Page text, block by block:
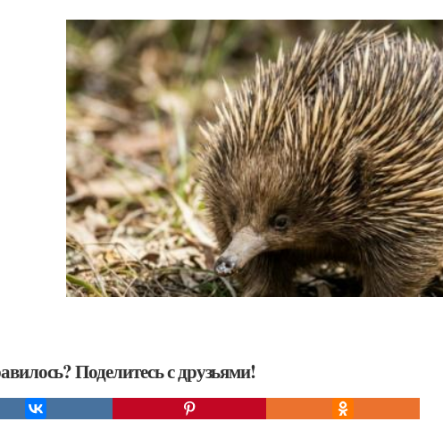
Поделитесь с друзьями!